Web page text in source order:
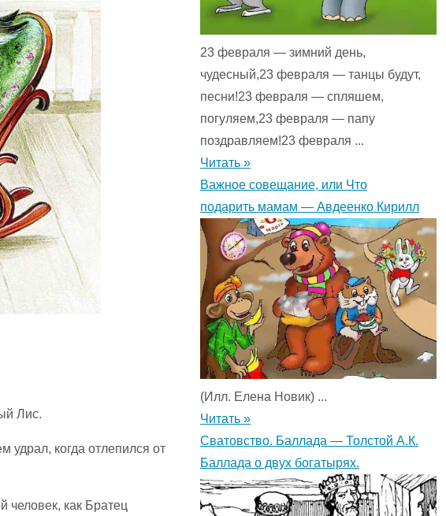
Лис.
когда отлепился от
как Братец
23 февраля — зимний день,
чудесный,23 февраля — танцы будут,
песни!23 февраля — спляшем,
погуляем,23 февраля — папу
поздравляем!23 февраля ...
Читать »
Важное совещание, или Что
подарить мамам — Авдеенко Кирилл
(Илл. Елена Новик) ...
Читать »
Сватовство. Баллада — Толстой А.К.
Баллада о двух богатырях.